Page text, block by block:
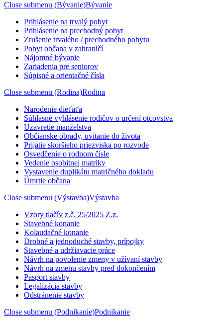
Close submenu (Bývanie)Bývanie
Prihlásenie na trvalý pobyt
Prihlásenie na prechodný pobyt
Zrušenie trvalého / prechodného pobytu
Pobyt občana v zahraničí
Nájomné bývanie
Zariadenia pre seniorov
Súpisné a orientačné čísla
Close submenu (Rodina)Rodina
Narodenie dieťaťa
Súhlasné vyhlásenie rodičov o určení otcovstva
Uzavretie manželstva
Občianske obrady, uvítanie do života
Prijatie skoršieho priezviska po rozvode
Osvedčenie o rodnom čísle
Vedenie osobitnej matriky
Vystavenie duplikátu matričného dokladu
Úmrtie občana
Close submenu (Výstavba)Výstavba
Vzory tlačív z.č. 25/2025 Z.z.
Stavebné konanie
Kolaudačné konanie
Drobné a jednoduché stavby, prípojky
Stavebné a udržiavacie práce
Návrh na povolenie zmeny v užívaní stavby
Návrh na zmenu stavby pred dokončením
Pasport stavby
Legalizácia stavby
Odstránenie stavby
Close submenu (Podnikanie)Podnikanie